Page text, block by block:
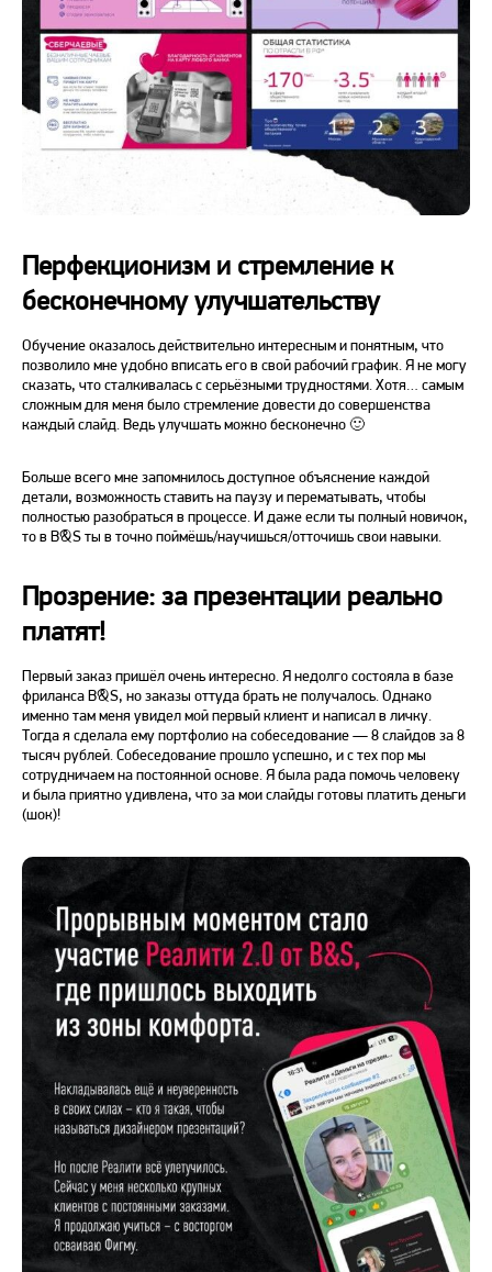
Перфекционизм и стремление к
бесконечному улучшательству
Обучение оказалось действительно интересным и понятным, что
позволило мне удобно вписать его в свой рабочий график. Я не могу
сказать, что сталкивалась с серьёзными трудностями. Хотя… самым
сложным для меня было стремление довести до совершенства
каждый слайд. Ведь улучшать можно бесконечно 🙂
Больше всего мне запомнилось доступное объяснение каждой
детали, возможность ставить на паузу и перематывать, чтобы
полностью разобраться в процессе. И даже если ты полный новичок,
то в B&S ты в точно поймёшь/научишься/отточишь свои навыки.
Прозрение: за презентации реально
платят!
Первый заказ пришёл очень интересно. Я недолго состояла в базе
фриланса B&S, но заказы оттуда брать не получалось. Однако
именно там меня увидел мой первый клиент и написал в личку.
Тогда я сделала ему портфолио на собеседование — 8 слайдов за 8
тысяч рублей. Собеседование прошло успешно, и с тех пор мы
сотрудничаем на постоянной основе. Я была рада помочь человеку
и была приятно удивлена, что за мои слайды готовы платить деньги
(шок)!